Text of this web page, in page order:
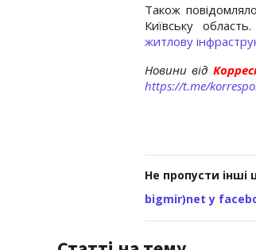
Також
Київську
житлову
Новини від
https://t.me/
Не пропусти інші
bigmir)net у